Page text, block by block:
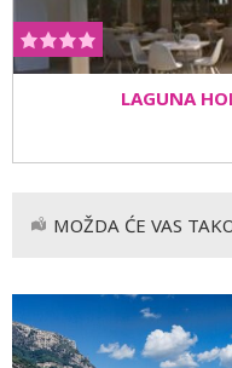
LAGUNA
MOŽDA ĆE VAS